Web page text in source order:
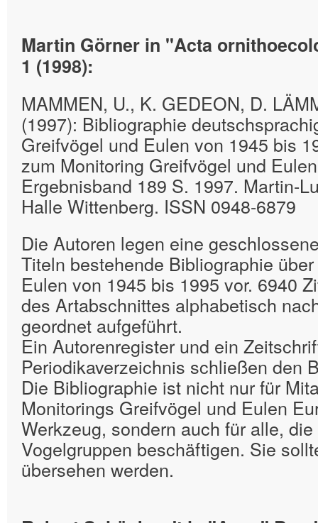
Martin Görner in "Acta
1 (1998):
MAMMEN, U., K. GEDEON, D.
(1997): Bibliographie
Greifvögel und Eulen von 1945 bis
zum Monitoring Greifvögel und
Ergebnisband 189 S. 1997. Martin-
Halle Wittenberg. ISSN 0948-6879
Die Autoren legen eine
Titeln bestehende Bibliographie
Eulen von 1945 bis 1995 vor. 6940
des Artabschnittes alphabetisch
geordnet aufgeführt.
Ein Autorenregister und ein
Periodikaverzeichnis schließen den
Die Bibliographie ist nicht nur für
Monitorings Greifvögel und Eulen
Werkzeug, sondern auch für alle,
Vogelgruppen beschäftigen. Sie
übersehen werden.